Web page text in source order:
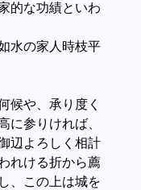
的な功績といわ
水の家人時枝平
候や、承り度く
に参りければ、
辺よろしく相計
れける折から薦
、この上は城を